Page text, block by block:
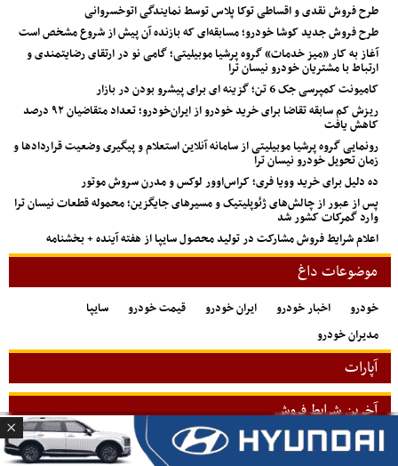
طرح فروش نقدی و اقساطی توکا پلاس توسط نمایندگی اتوخسروانی
طرح فروش جدید کوشا خودرو؛ مسابقه‌ای که بازنده آن پیش از شروع مشخص است
آغاز به کار «میز خدمات» گروه پرشیا موبیلیتی؛ گامی نو در ارتقای رضایتمندی و
ارتباط با مشتریان خودرو نیسان ترا
کامیونت کمپرسی جک 6 تن؛ گزینه ای برای پیشرو بودن در بازار
ریزش کم‌ سابقه تقاضا برای خرید خودرو از ایران‌خودرو؛ تعداد متقاضیان ۹۲ درصد
کاهش یافت
رونمایی گروه پرشیا موبیلیتی از سامانه آنلاین استعلام و پیگیری وضعیت قراردادها و
زمان تحویل خودرو نیسان ترا
ده دلیل برای خرید وویا فری؛ کراس‌اوور لوکس و مدرن سروش موتور
پس از عبور از چالش‌های ژئوپلیتیک و مسیرهای جایگزین؛ محموله قطعات نیسان ترا
وارد گمرکات کشور شد
اعلام شرایط فروش مشارکت در تولید محصول سایپا از هفته آینده + بخشنامه
موضوعات داغ
خودرو اخبار خودرو ایران خودرو قیمت خودرو
سایپا
مدیران خودرو
آپارات
آخرین شرایط فروش
اعلام شرایط فروش مشارکت در تولید محصول سایپا از هفته آینده + بخشنامه